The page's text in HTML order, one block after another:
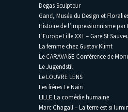
Degas Sculpteur
Gand, Musée du Design et
Histoire de l’impressionnisme par
L'Europe Lille XXL – Gare St
La femme chez Gustav Klimt
Le CARAVAGE Conférence de
Le Jugendstil
Le LOUVRE LENS
Les frères Le Nain
LILLE La comédie humaine
Marc Chagall – La terre est si